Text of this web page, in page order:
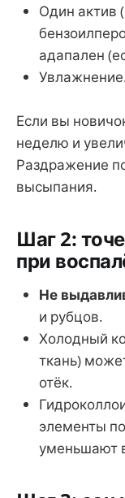
Один актив
адапален
Если вы
неделю и
Раздражение
высыпания.
Шаг 2:
при
Не
и рубцов.
Холодный
ткань)
отёк.
элементы
уменьшают